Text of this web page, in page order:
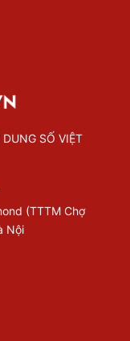
SỐ VIỆT
(TTTM Chợ
Nội